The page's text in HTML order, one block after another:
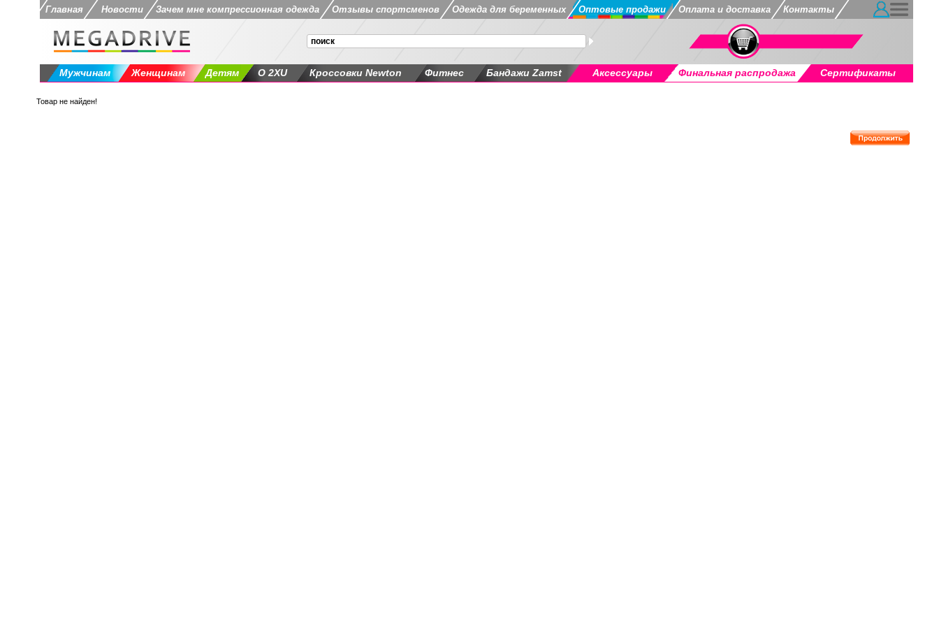
Главная Новости Зачем мне компрессионная одежда Отзывы спортсменов Одежда для беременных Оптовые продажи Оплата и доставка Контакты
Мужчинам Женщинам Детям О 2XU Кроссовки Newton Фитнес Бандажи Zamst Аксессуары Финальная распродажа Сертификаты
Товар не найден!